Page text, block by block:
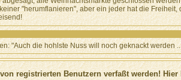
"herumflanieren", aber ein jeder hat die
"Auch die hohlste Nuss will noch geknackt werden
registrierten Benutzern verfaßt werden!